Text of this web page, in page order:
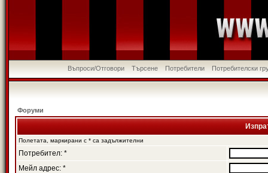
Въпроси/Отговори Търсене Потребители Потребителски
Форуми
Полетата, маркирани с * са задължителни
Потребител: *
Мейл адрес: *